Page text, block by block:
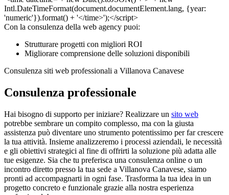
Con la consulenza della web agency puoi:
Strutturare progetti con migliori ROI
Migliorare comprensione delle soluzioni disponibili
Consulenza siti web professionali a Villanova Canavese
Consulenza professionale
Hai bisogno di supporto per iniziare? Realizzare un sito web
potrebbe sembrare un compito complesso, ma con la giusta
assistenza può diventare uno strumento potentissimo per far crescere
la tua attività. Insieme analizzeremo i processi aziendali, le necessità
e gli obiettivi strategici al fine di offrirti la soluzione più adatta alle
tue esigenze. Sia che tu preferisca una consulenza online o un
incontro diretto presso la tua sede a Villanova Canavese, siamo
pronti ad accompagnarti in ogni fase. Trasforma la tua idea in un
progetto concreto e funzionale grazie alla nostra esperienza